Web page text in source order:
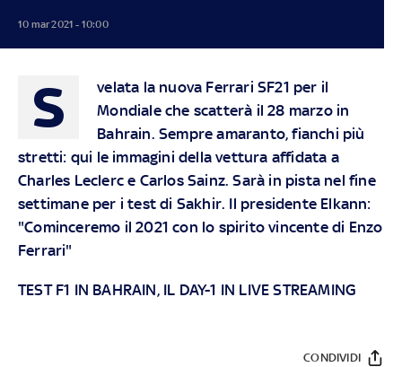
10 mar 2021 - 10:00
S
velata la nuova Ferrari SF21 per il
Mondiale che scatterà il 28 marzo in
Bahrain. Sempre amaranto, fianchi più
stretti: qui le immagini della vettura affidata a
Charles Leclerc e Carlos Sainz. Sarà in pista nel fine
settimane per i test di Sakhir. Il presidente Elkann:
"Cominceremo il 2021 con lo spirito vincente di Enzo
Ferrari"
TEST F1 IN BAHRAIN, IL DAY-1 IN LIVE STREAMING
CONDIVIDI